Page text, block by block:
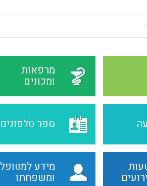
מרפאות
ומכונים
ספר טלפונים
מידע למטופל
ומשפחתו